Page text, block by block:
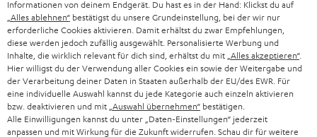
a
b
ö
n
e
n
Wissen
Inside
Entertainment
Shop
Im neuen Tab öffnen
Kontakt
Newsletter
Netiquette
Informationen von deinem Endgerät. Du hast es in der Hand: Klickst du auf
„Alles ablehnen“ bestätigst du unsere Grundeinstellung, bei der wir nur
erforderliche Cookies aktivieren. Damit erhältst du zwar Empfehlungen,
diese werden jedoch zufällig ausgewählt. Personalisierte Werbung und
Inhalte, die wirklich relevant für dich sind, erhältst du mit „Alles akzeptieren“.
Hier willigst du der Verwendung aller Cookies ein sowie der Weitergabe und
der Verarbeitung deiner Daten in Staaten außerhalb der EU/des EWR. Für
eine individuelle Auswahl kannst du jede Kategorie auch einzeln aktivieren
bzw. deaktivieren und mit „Auswahl übernehmen“ bestätigen.
Alle Einwilligungen kannst du unter „Daten-Einstellungen“ jederzeit
anpassen und mit Wirkung für die Zukunft widerrufen. Schau dir für weitere